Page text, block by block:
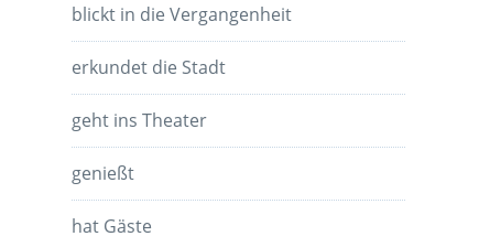
blickt in die Vergangenheit
erkundet die Stadt
geht ins Theater
genießt
hat Gäste